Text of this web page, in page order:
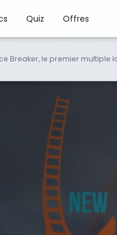
Quiz Offres
Breaker, le premier multiple